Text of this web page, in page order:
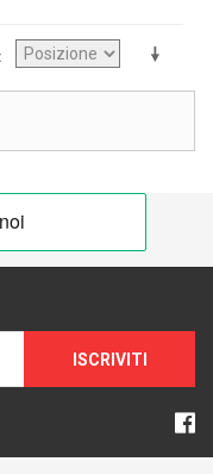
ISCRIVITI